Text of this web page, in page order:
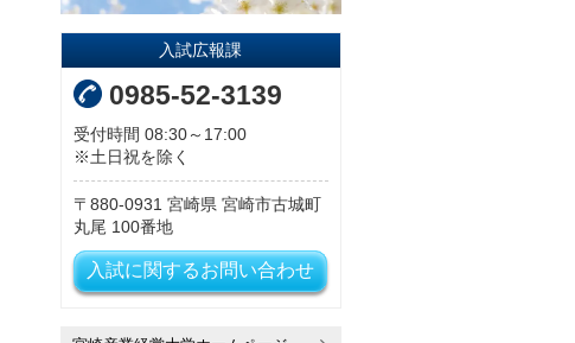
入試広報課
0985-52-3139
受付時間 08:30～17:00
※土日祝を除く
880-0931 宮崎県 宮崎市古城町
丸尾 100番地
入試に関するお問い合わせ